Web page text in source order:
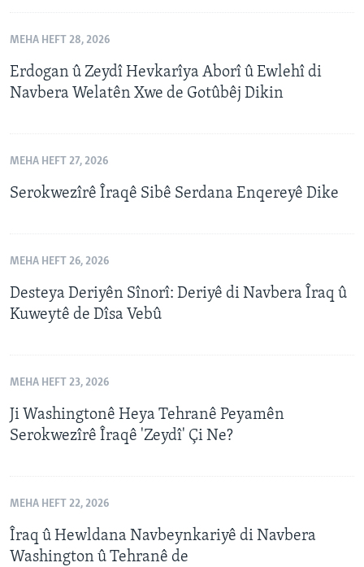
MEHA HEFT 28, 2026
Erdogan û Zeydî Hevkarîya Aborî û Ewlehî di
Navbera Welatên Xwe de Gotûbêj Dikin
MEHA HEFT 27, 2026
Serokwezîrê Îraqê Sibê Serdana Enqereyê Dike
MEHA HEFT 26, 2026
Desteya Deriyên Sînorî: Deriyê di Navbera Îraq û
Kuweytê de Dîsa Vebû
MEHA HEFT 23, 2026
Ji Washingtonê Heya Tehranê Peyamên
Serokwezîrê Îraqê 'Zeydî' Çi Ne?
MEHA HEFT 22, 2026
Îraq û Hewldana Navbeynkariyê di Navbera
Washington û Tehranê de